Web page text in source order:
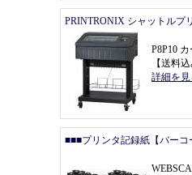
PRINTRONIX シャットルプ
P8P10
【送料
詳細を
■■■プリンタ記録紙【バー